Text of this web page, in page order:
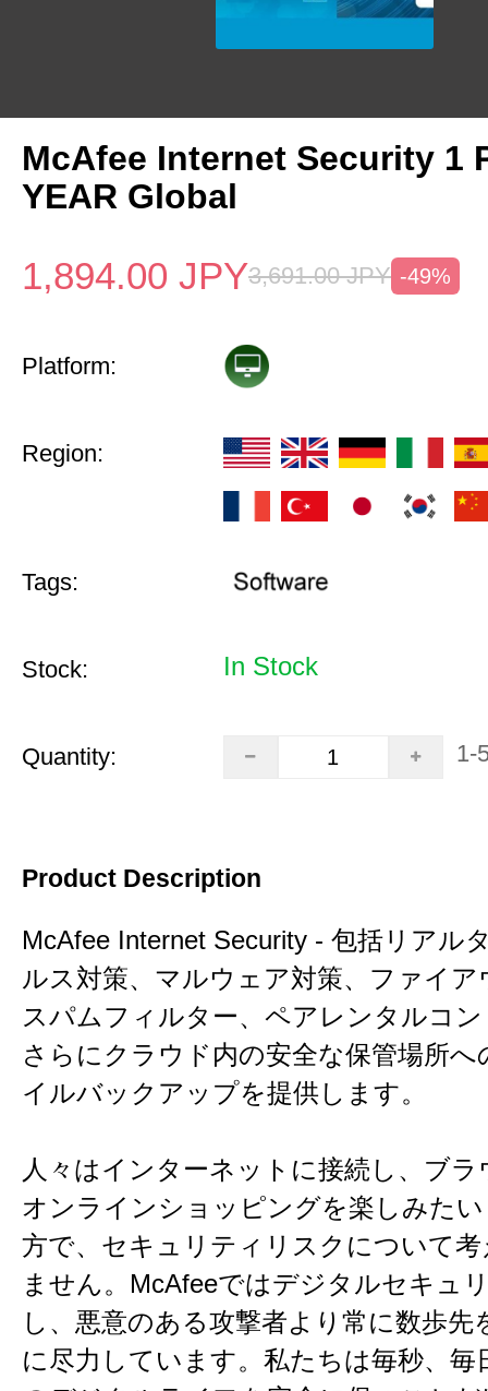
McAfee Internet Security 1
YEAR Global
1,894.00 JPY3,691.00 JPY -49%
Platform:
Region:
Tags:
Stock: In Stock
Quantity: 1-
Product Description
McAfee Internet Security - 包括リアル
ルス対策、マルウェア対策、ファイア
スパムフィルター、ペアレンタルコ
さらにクラウド内の安全な保管場所へ
イルバックアップを提供します。
人々はインターネットに接続し、ブ
オンラインショッピングを楽しみた
方で、セキュリティリスクについて
ません。McAfeeではデジタルセキュ
し、悪意のある攻撃者より常に数歩先
に尽力しています。私たちは毎秒、毎